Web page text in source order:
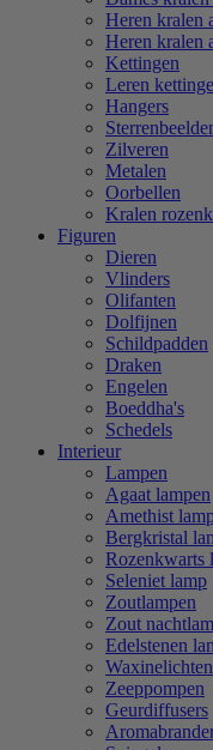
Heren kralen
Heren kralen
Kettingen
Leren
Hangers
Zilveren
Metalen
Oorbellen
Kralen
Figuren
Dieren
Vlinders
Olifanten
Dolfijnen
Schildpadden
Draken
Engelen
Boeddha's
Schedels
Interieur
Lampen
Agaat lampen
Amethist
Bergkristal
Rozenkwarts
Seleniet lamp
Zoutlampen
Zout
Edelstenen
Waxinelichten
Zeeppompen
Geurdiffusers